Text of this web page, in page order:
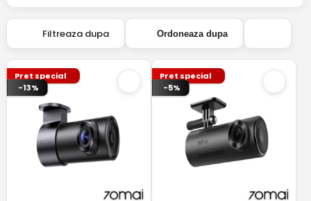
Filtreaza dupa Ordoneaza dupa
Pret special
-13%
Pret special
-5%